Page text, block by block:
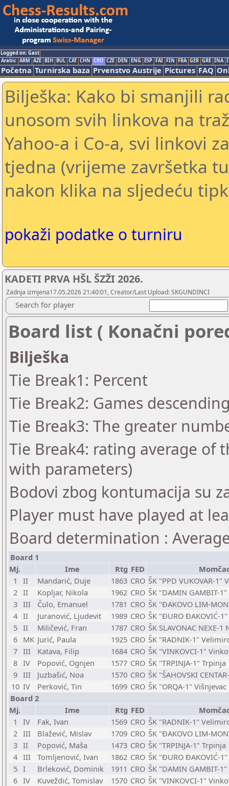
Logged on: Gast
Arabic ARM AZE BIH BUL CAT CHN CRO CZE DEN ENG ESP FAI FIN FRA GER GRE INA
Početna Turnirska baza Prvenstvo Austrije Pictures FAQ
Bilješka: Kako bi smanjili
unosom svih linkova na
Yahoo-a i Co-a, svi linkovi
tjedna (vrijeme završetka
nakon klika na sljedeću
pokaži podatke o turniru
KADETI PRVA HŠL ŠZŽI 2026.
Zadnja izmjena17.05.2026 21:40:01, Creator/Last Upload: SKGUNDINCI
Search for player
Board list ( Konačni
Bilješka
Tie Break1: Percent
Tie Break2: Games
Tie Break3: The greater
Tie Break4: rating average of
with parameters)
Bodovi zbog kontumacija su
Player must have played at
Board determination :
Board 1
Mj.
Ime Rtg FED
1
II Mandarić, Duje 1863 CRO ŠK "PPD VUKOVAR-1"
2 II Kopljar, Nikola 1962 CRO ŠK "DAMIN GAMBIT-
3 III Čulo, Emanuel 1781 CRO ŠK "ĐAKOVO LIM-
4 II Juranović, Ljudevit 1989 CRO ŠK "ĐURO ĐAKOVIĆ-
5 II Miličević, Fran 1787 CRO ŠK SLAVONAC NEXE-1
6
MK Jurić, Paula 1925 CRO ŠK "RADNIK-1"
7 III Katava, Filip 1684 CRO ŠK "VINKOVCI-1"
8 IV Popović, Ognjen 1577 CRO ŠK "TRPINJA-1" Trpinja
9 III Juzbašić, Noa 1570 CRO ŠK "ŠAHOVSKI
10 IV Perković, Tin 1699 CRO ŠK "ORQA-1" Višnjevac
Board 2
Mj.
Ime Rtg FED
1
IV Fak, Ivan 1569 CRO ŠK "RADNIK-1"
2 III Blažević, Mislav 1709 CRO ŠK "ĐAKOVO LIM-
3 II Popović, Maša 1473 CRO ŠK "TRPINJA-1" Trpinja
4 III Tomljenović, Ivan 1862 CRO ŠK "ĐURO ĐAKOVIĆ-
5 I Brleković, Dominik 1911 CRO ŠK "DAMIN GAMBIT-
6 IV Kuveždić, Tomislav 1570 CRO ŠK "VINKOVCI-1"